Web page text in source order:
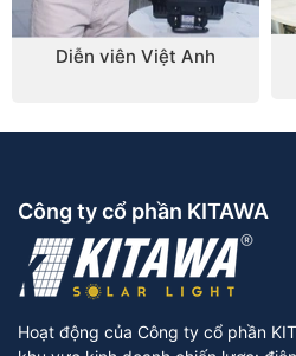
Diễn viên Việt Anh
Công ty cổ phần KITAWA
Hoạt động của Công ty cổ phần